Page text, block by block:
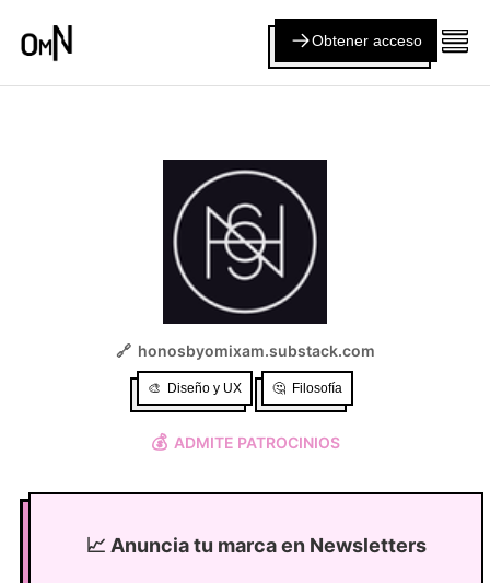
Obtener acceso
🔗 honosbyomixam.substack.com
🎨 Diseño y UX 🤔 Filosofía
💰 ADMITE PATROCINIOS
📈 Anuncia tu marca en Newsletters